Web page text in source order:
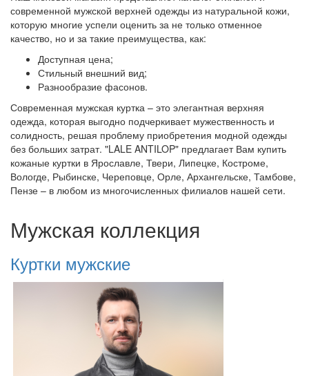
современной мужской верхней одежды из натуральной кожи,
которую многие успели оценить за не только отменное
качество, но и за такие преимущества, как:
Доступная цена;
Стильный внешний вид;
Разнообразие фасонов.
Современная мужская куртка – это элегантная верхняя
одежда, которая выгодно подчеркивает мужественность и
солидность, решая проблему приобретения модной одежды
без больших затрат. "LALE ANTILOP" предлагает Вам купить
кожаные куртки в Ярославле, Твери, Липецке, Костроме,
Вологде, Рыбинске, Череповце, Орле, Архангельске, Тамбове,
Пензе – в любом из многочисленных филиалов нашей сети.
Мужская коллекция
Куртки мужские